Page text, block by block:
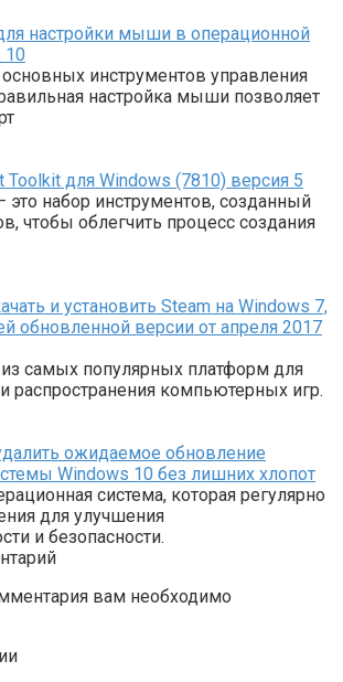
настройки мыши в операционной
10
инструментов управления
настройка мыши позволяет
Toolkit для Windows (7810) версия 5
это набор инструментов, созданный
чтобы облегчить процесс создания
и установить Steam на Windows 7,
обновленной версии от апреля 2017
из самых популярных платформ для
распространения компьютерных игр.
ожидаемое обновление
Windows 10 без лишних хлопот
система, которая регулярно
для улучшения
и безопасности.
вам необходимо